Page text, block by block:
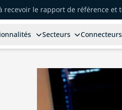
le rapport de référence et
Secteurs Connecteurs